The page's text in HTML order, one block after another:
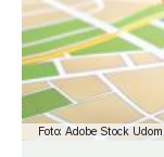
Foto: Adobe Stock